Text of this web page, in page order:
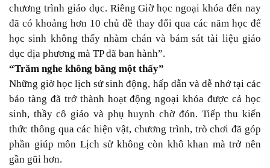
chương trình giáo dục. Riêng Giờ học ngoại khóa đến nay
đã có khoảng hơn 10 chủ đề thay đổi qua các năm học để
học sinh không thấy nhàm chán và bám sát tài liệu giáo
dục địa phương mà TP đã ban hành”.
“Trăm nghe không bằng một thấy”
Những giờ học lịch sử sinh động, hấp dẫn và dễ nhớ tại các
bảo tàng đã trở thành hoạt động ngoại khóa được cả học
sinh, thầy cô giáo và phụ huynh chờ đón. Tiếp thu kiến
thức thông qua các hiện vật, chương trình, trò chơi đã góp
phần giúp môn Lịch sử không còn khô khan mà trở nên
gần gũi hơn.